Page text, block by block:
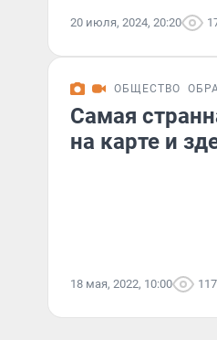
20 июля, 2024, 20:20
ОБЩЕСТВО
Самая
на карте и
18 мая, 2022, 10:00